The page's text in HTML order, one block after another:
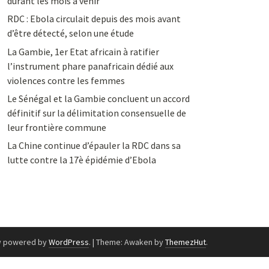
RDC : Ebola circulait depuis des mois avant
d’être détecté, selon une étude
La Gambie, 1er Etat africain à ratifier
l’instrument phare panafricain dédié aux
violences contre les femmes
Le Sénégal et la Gambie concluent un accord
définitif sur la délimitation consensuelle de
leur frontière commune
La Chine continue d’épauler la RDC dans sa
lutte contre la 17è épidémie d’Ebola
powered byWordPress. | Theme: Awaken byThemezHut.